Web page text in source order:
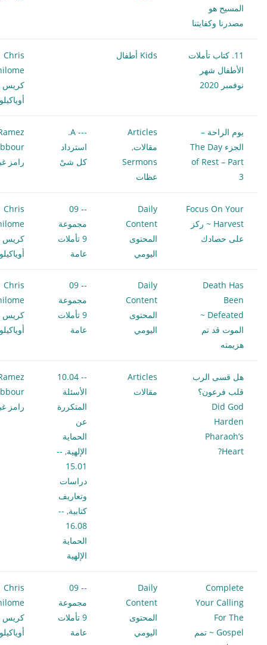
المسيح هو
مصدرنا وكفايتنا
11. كتاب تأملات
الأطفال شهر
نوفمبر 2020
Kids أطفال
Chris
كريس
يوم الراحة –
الجزء The Day
of Rest – Part
3
Articles
مقالات,
Sermons
عظات
--- A.
استرداد
كل شىْ
رامز
Focus On Your
Harvest ~ ركز
على حصادك
Daily
Content
المحتوى
اليومي
-- 09
مجموعة
9 تأملات
عامة
Chris
كريس
Death Has
Been
Defeated ~
الموت قد تم
هزيمته
Daily
Content
المحتوى
اليومي
-- 09
مجموعة
9 تأملات
عامة
Chris
كريس
هل قسى الرب
قلب فرعون؟
Did God
Harden
Pharaoh’s
Heart?
Articles
مقالات
-- 10.04
الأسئلة
المتكررة
عن
الحماية
الإلهية,
--
15.01
دراسات
وتعاريف
كتابية,
--
16.08
الحماية
الإلهية
رامز
Complete
Your Calling
For The
Gospel ~ تمم
Daily
Content
المحتوى
اليومي
-- 09
مجموعة
9 تأملات
عامة
Chris
كريس